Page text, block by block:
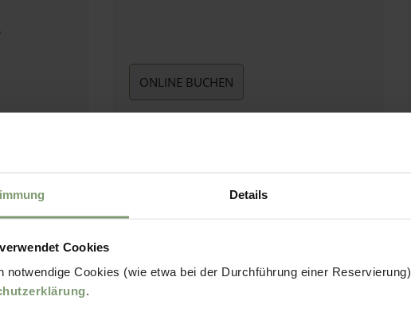
Details
Cookies
notwendige Cookies (wie etwa bei der Durchführung einer
.
ONLINE BUCHEN
Bitte